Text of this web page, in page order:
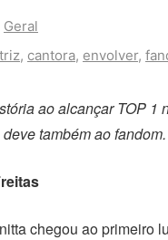
Geral
, cantora, envolver,
ao alcançar TOP 1
também ao fandom.
chegou ao primeiro